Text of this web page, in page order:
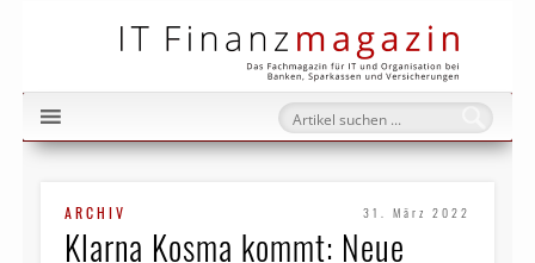
ARCHIV 31. März 2022
Klarna Kosma kommt: Neue